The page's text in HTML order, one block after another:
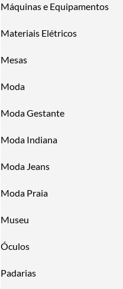
Máquinas e Equipamentos
Materiais Elétricos
Mesas
Moda
Moda Gestante
Moda Indiana
Moda Jeans
Moda Praia
Museu
Óculos
Padarias